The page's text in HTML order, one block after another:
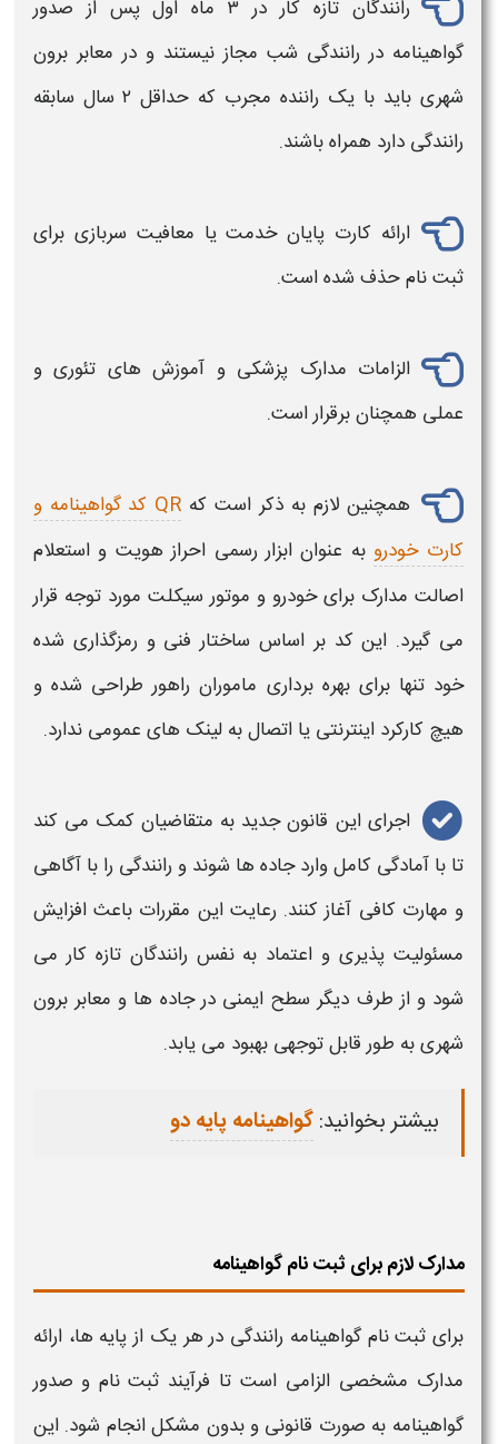
رانندگان تازه‌ کار در ۳ ماه اول پس از صدور
گواهینامه در رانندگی شب مجاز نیستند و در معابر برون‌
شهری باید با یک راننده مجرب که حداقل ۲ سال سابقه
رانندگی دارد همراه باشند.
ارائه کارت پایان خدمت یا معافیت سربازی برای
ثبت نام حذف شده است.
الزامات مدارک پزشکی و آموزش‌ های تئوری و
عملی همچنان برقرار است.
همچنین لازم به ذکر است که
QR کد گواهینامه و
کارت خودرو به عنوان ابزار رسمی احراز هویت و استعلام
اصالت مدارک برای خودرو و موتور سیکلت مورد توجه قرار
می گیرد. این کد بر اساس ساختار فنی و رمزگذاری شده
خود تنها برای بهره برداری ماموران راهور طراحی شده و
هیچ کارکرد اینترنتی یا اتصال به لینک های عمومی ندارد.
اجرای این قانون جدید به متقاضیان کمک می‌ کند
تا با آمادگی کامل وارد جاده‌ ها شوند و رانندگی را با آگاهی
و مهارت کافی آغاز کنند. رعایت این مقررات باعث افزایش
مسئولیت‌ پذیری و اعتماد به نفس رانندگان تازه‌ کار می‌
شود و از طرف دیگر سطح ایمنی در جاده‌ ها و معابر برون‌
شهری به طور قابل توجهی بهبود می‌ یابد.
بیشتر بخوانید:گواهینامه پایه دو
مدارک لازم برای ثبت نام گواهینامه
برای ثبت نام گواهینامه رانندگی در هر یک از پایه‌ ها، ارائه
مدارک مشخصی الزامی است تا فرآیند ثبت نام و صدور
گواهینامه به صورت قانونی و بدون مشکل انجام شود. این